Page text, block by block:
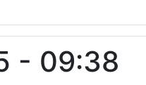
- 09:38